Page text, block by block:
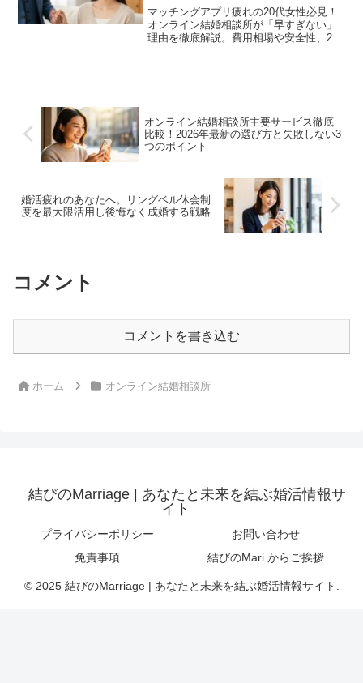
底解説
マッチングアプリ疲れの20代女性必見！
オンライン結婚相談所が「早すぎない」
理由を徹底解説。費用相場や安全性、20
オンライン結婚相談所主要サービス徹底
比較！2026年最新の選び方と失敗しない3
つのポイント
婚活疲れのあなたへ。リングベル休会制
度を最大限活用し後悔なく成婚する戦略
コメント
コメントを書き込む
ホーム オンライン結婚相談所
結びのMarriage | あなたと未来を結ぶ婚活情報サ
イト
プライバシーポリシー
お問い合わせ
免責事項
結びのMari からご挨拶
© 2025 結びのMarriage | あなたと未来を結ぶ婚活情報サイト.